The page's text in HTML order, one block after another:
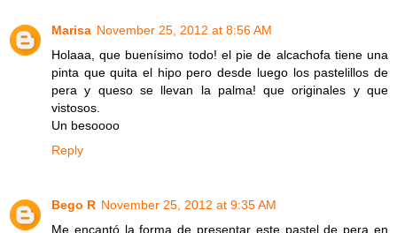
Marisa November 25, 2012 at 8:56 AM
Holaaa, que buenísimo todo! el pie de alcachofa tiene una
pinta que quita el hipo pero desde luego los pastelillos de
pera y queso se llevan la palma! que originales y que
vistosos.
Un besoooo
Reply
Bego R November 25, 2012 at 9:35 AM
Me encantó la forma de presentar este pastel de pera en